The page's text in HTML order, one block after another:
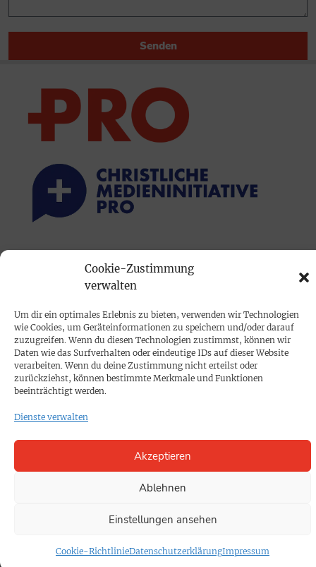
Cookie-Zustimmung
verwalten
Um dir ein optimales Erlebnis zu bieten, verwenden wir Technologien
wie Cookies, um Geräteinformationen zu speichern und/oder darauf
zuzugreifen. Wenn du diesen Technologien zustimmst, können wir
Daten wie das Surfverhalten oder eindeutige IDs auf dieser Website
verarbeiten. Wenn du deine Zustimmung nicht erteilst oder
zurückziehst, können bestimmte Merkmale und Funktionen
beeinträchtigt werden.
Dienste verwalten
Akzeptieren
Ablehnen
Einstellungen ansehen
Cookie-RichtlinieDatenschutzerklärungImpressum
Senden
Mediadaten
PROKOMPAKT
Impressum
SPENDEN
Cookie-Richtlinie